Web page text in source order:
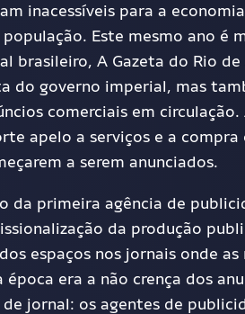
inacessíveis para a
Este mesmo ano é
brasileiro, A Gazeta do Rio
do governo imperial, mas
comerciais em
apelo a serviços e a compra
a serem anunciados.
da primeira agência de
da produção
espaços nos jornais onde
época era a não crença dos
de jornal: os agentes de